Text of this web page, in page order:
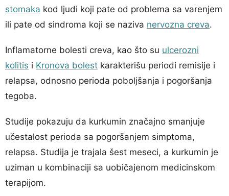
stomaka kod ljudi koji pate od problema sa varenjem
ili pate od sindroma koji se naziva nervozna creva.
Inflamatorne bolesti creva, kao što su ulcerozni
kolitis i Kronova bolest karakterišu periodi remisije i
relapsa, odnosno perioda poboljšanja i pogoršanja
tegoba.
Studije pokazuju da kurkumin značajno smanjuje
učestalost perioda sa pogoršanjem simptoma,
relapsa. Studija je trajala šest meseci, a kurkumin je
uziman u kombinaciji sa uobičajenom medicinskom
terapijom.